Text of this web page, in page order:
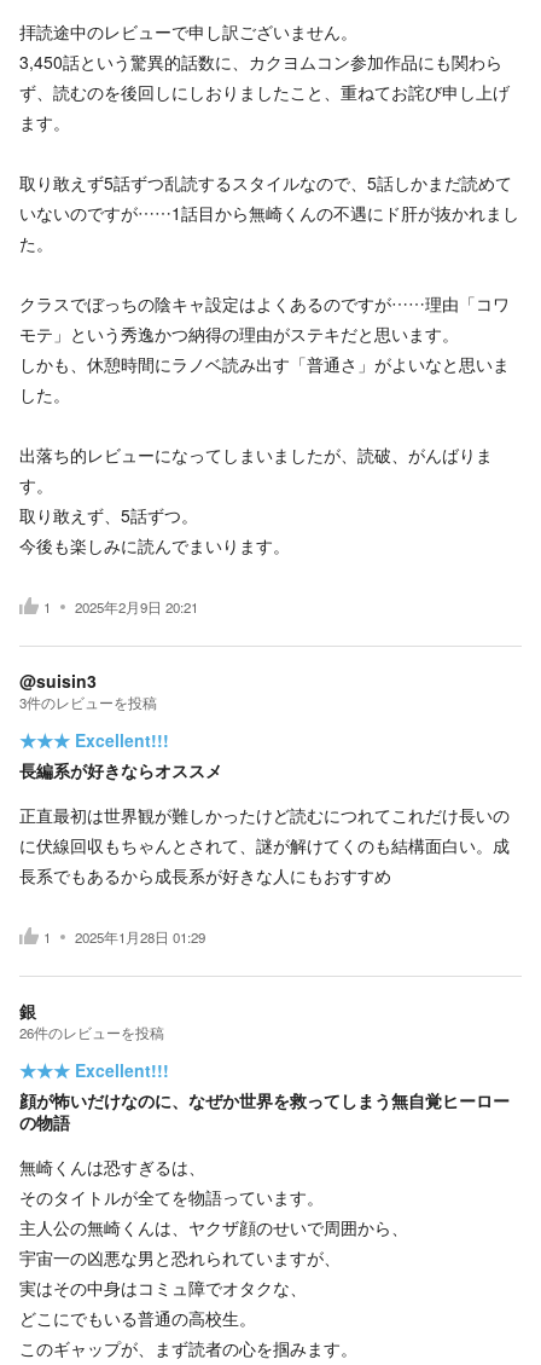
拝読途中のレビューで申し訳ございません。
3,450話という驚異的話数に、カクヨムコン参加作品にも関わら
ず、読むのを後回しにしおりましたこと、重ねてお詫び申し上げ
ます。
取り敢えず5話ずつ乱読するスタイルなので、5話しかまだ読めて
いないのですが……1話目から無崎くんの不遇にド肝が抜かれまし
た。
クラスでぼっちの陰キャ設定はよくあるのですが……理由「コワ
モテ」という秀逸かつ納得の理由がステキだと思います。
しかも、休憩時間にラノベ読み出す「普通さ」がよいなと思いま
した。
出落ち的レビューになってしまいましたが、読破、がんばりま
す。
取り敢えず、5話ずつ。
今後も楽しみに読んでまいります。
1 2025年2月9日 20:21
@suisin3
3件のレビューを投稿
★★★ Excellent!!!
長編系が好きならオススメ
正直最初は世界観が難しかったけど読むにつれてこれだけ長いの
に伏線回収もちゃんとされて、謎が解けてくのも結構面白い。成
長系でもあるから成長系が好きな人にもおすすめ
1 2025年1月28日 01:29
銀
26件のレビューを投稿
★★★ Excellent!!!
顔が怖いだけなのに、なぜか世界を救ってしまう無自覚ヒーロー
の物語
無崎くんは恐すぎるは、
そのタイトルが全てを物語っています。
主人公の無崎くんは、ヤクザ顔のせいで周囲から、
宇宙一の凶悪な男と恐れられていますが、
実はその中身はコミュ障でオタクな、
どこにでもいる普通の高校生。
このギャップが、まず読者の心を掴みます。